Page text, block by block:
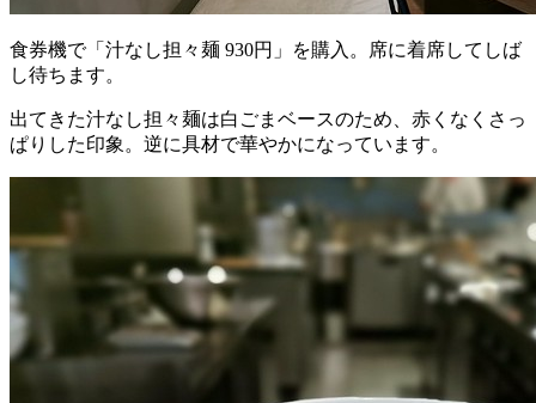
食券機で「汁なし担々麺 930円」を購入。席に着席してしば
し待ちます。
出てきた汁なし担々麺は白ごまベースのため、赤くなくさっ
ぱりした印象。逆に具材で華やかになっています。